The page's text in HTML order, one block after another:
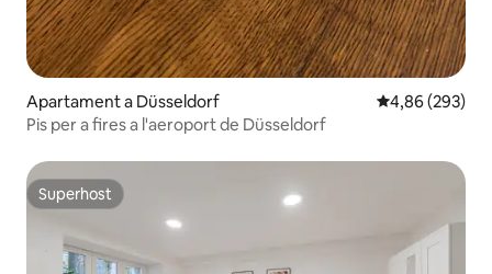
Apartament a Düsseldorf 4,86 de
4,86 (293)
Pis per a fires a l'aeroport de Düsseldorf
Superhost
Superhost